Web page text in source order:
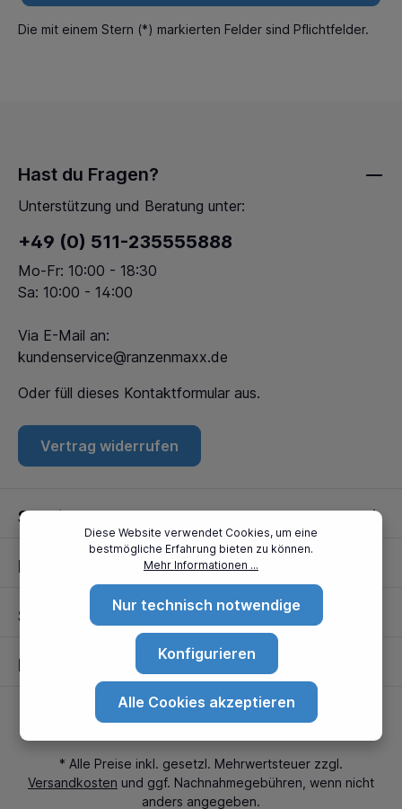
Die mit einem Stern (*) markierten Felder sind Pflichtfelder.
Partner
Standorte
Hast du Fragen?
Unterstützung und Beratung unter:
+49 (0) 511-235555888
Mo-Fr: 10:00 - 18:30
Sa: 10:00 - 14:00
Via E-Mail an:
kundenservice@ranzenmaxx.de
Oder füll dieses Kontaktformular aus.
Vertrag widerrufen
Service
Informationen
* Alle Preise inkl. gesetzl. Mehrwertsteuer zzgl.
Versandkosten und ggf. Nachnahmegebühren, wenn nicht
anders angegeben.
Diese Website verwendet Cookies, um eine
bestmögliche Erfahrung bieten zu können.
Mehr Informationen ...
Nur technisch notwendige
Konfigurieren
Alle Cookies akzeptieren